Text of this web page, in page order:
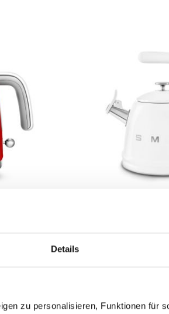
Details
zu personalisieren, Funktionen für